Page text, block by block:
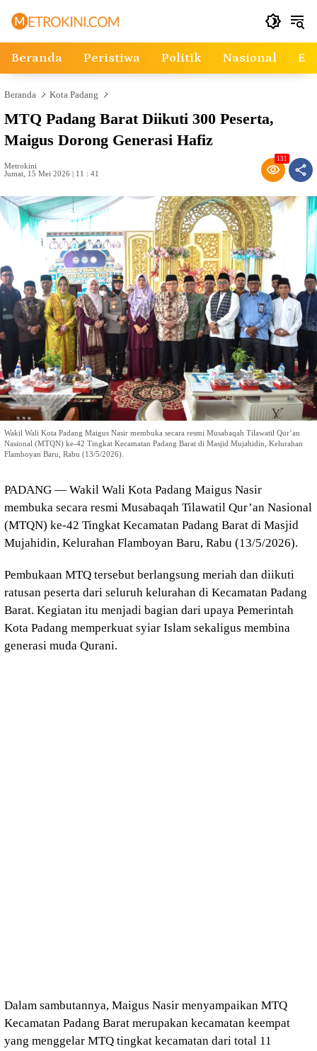
Beranda Peristiwa Politik Nasional
Beranda Kota Padang
MTQ Padang Barat Diikuti 300 Peserta,
Maigus Dorong Generasi Hafiz
Metrokini
Jumat, 15 Mei 2026 | 11 : 41
131
Wakil Wali Kota Padang Maigus Nasir membuka secara resmi Musabaqah Tilawatil Qur’an
Nasional (MTQN) ke-42 Tingkat Kecamatan Padang Barat di Masjid Mujahidin, Kelurahan
Flamboyan Baru, Rabu (13/5/2026).
PADANG — Wakil Wali Kota Padang Maigus Nasir
membuka secara resmi Musabaqah Tilawatil Qur’an Nasional
(MTQN) ke-42 Tingkat Kecamatan Padang Barat di Masjid
Mujahidin, Kelurahan Flamboyan Baru, Rabu (13/5/2026).
Pembukaan MTQ tersebut berlangsung meriah dan diikuti
ratusan peserta dari seluruh kelurahan di Kecamatan Padang
Barat. Kegiatan itu menjadi bagian dari upaya Pemerintah
Kota Padang memperkuat syiar Islam sekaligus membina
generasi muda Qurani.
Dalam sambutannya, Maigus Nasir menyampaikan MTQ
Kecamatan Padang Barat merupakan kecamatan keempat
yang menggelar MTQ tingkat kecamatan dari total 11